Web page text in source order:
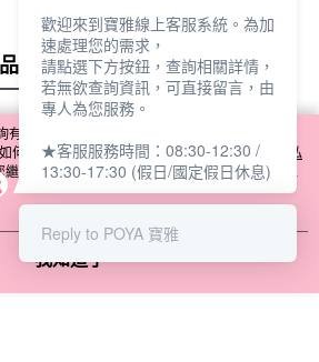
全站排行
關本網站使用 cookie 方式之詳情，及若您不希
何變更電腦的 cookie 設定，請參閱本網站「
隱私
繼續使用本網站即表示您同意本公司得按本網站使
。
我知道了
歡迎來到寶雅線上客服系統。為加
速處理您的需求，
請點選下方按鈕，查詢相關詳情，
若無欲查詢資訊，可直接留言，由
專人為您服務。
★客服服務時間：08:30-12:30 /
13:30-17:30 (假日/國定假日休息)
Reply to POYA 寶雅